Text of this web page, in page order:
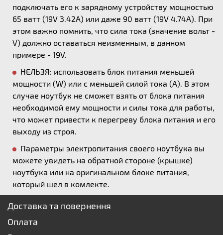
подключать его к зарядному устройству мощностью
65 ватт (19V 3.42A) или даже 90 ватт (19V 4.74A). При
этом важно помнить, что сила тока (значение вольт -
V) должно оставаться неизменным, в данном
примере - 19V.
НЕЛЬЗЯ: использовать блок питания меньшей
мощности (W) или с меньшей силой тока (А). В этом
случае ноутбук не сможет взять от блока питания
необходимой ему мощности и силы тока для работы,
что может привести к перегреву блока питания и его
выходу из строя.
Параметры электропитания своего ноутбука вы
можете увидеть на обратной стороне (крышке)
ноутбука или на оригинальном блоке питания,
который шел в комлекте.
Доставка та повернення
Оплата